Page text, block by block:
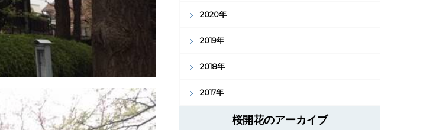
2020年
2019年
2018年
2017年
桜開花のアーカイブ